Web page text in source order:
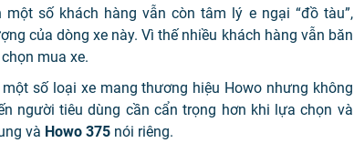
số khách hàng vẫn còn tâm lý e ngại “đồ tàu”,
của dòng xe này. Vì thế nhiều khách hàng vẫn băn
mua xe.
số loại xe mang thương hiệu Howo nhưng không
người tiêu dùng cần cẩn trọng hơn khi lựa chọn và
và Howo 375nói riêng.